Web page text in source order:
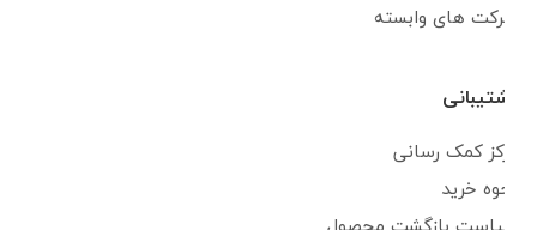
شرکت های وابسته
پشتیبانی
مرکز کمک رسانی
نحوه خرید